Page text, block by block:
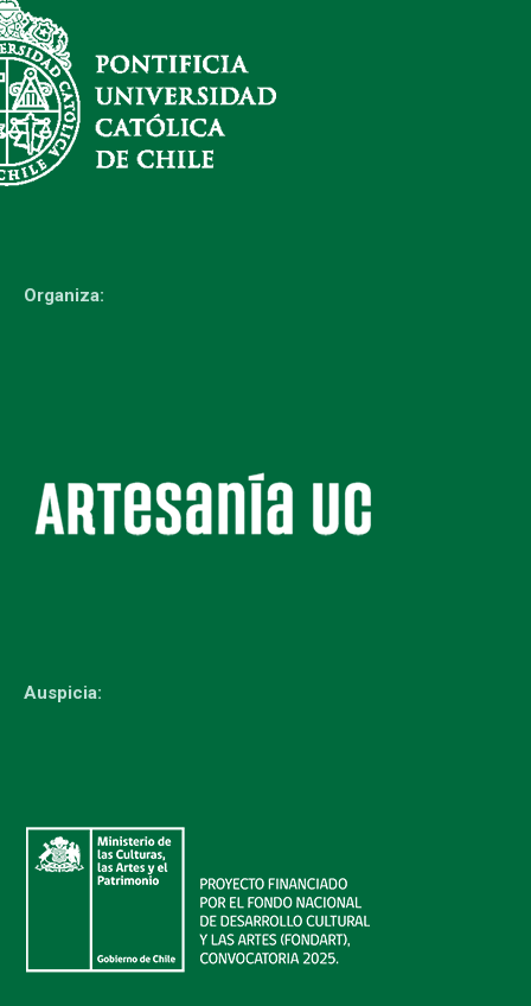
Organiza:
Auspicia: